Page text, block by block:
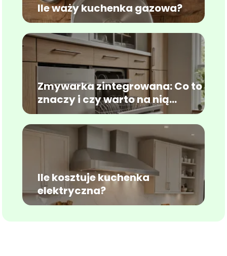
Ile waży kuchenka gazowa?
Zmywarka zintegrowana: Co to
znaczy i czy warto na nią
postawić?
Ile kosztuje kuchenka
elektryczna?